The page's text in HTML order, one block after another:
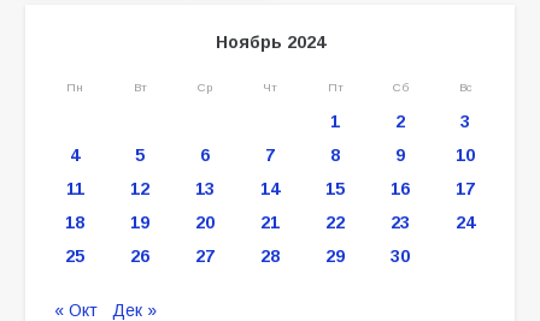
Ноябрь 2024
Пн Вт Ср Чт Пт Сб Вс
1 2
3
4
5 6 7 8 9
10
11
12 13 14 15 16
17
18
19 20 21 22 23
24
25
26 27 28 29 30
« Окт Дек »